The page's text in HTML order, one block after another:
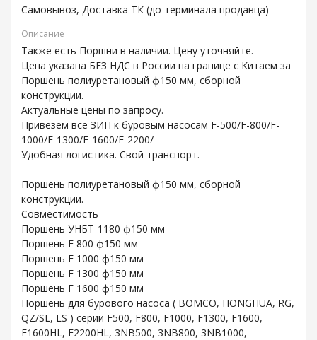
Самовывоз, Доставка ТК (до терминала продавца)
Описание
Также есть Поршни в наличии. Цену уточняйте.
Цена указана БЕЗ НДС в России на границе с Китаем за
Поршень полиуретановый ф150 мм, сборной
конструкции.
Актуальные цены по запросу.
Привезем все ЗИП к буровым насосам F-500/F-800/F-
1000/F-1300/F-1600/F-2200/
Удобная логистика. Свой транспорт.
Поршень полиуретановый ф150 мм, сборной
конструкции.
Совместимость
Поршень УНБТ-1180 ф150 мм
Поршень F 800 ф150 мм
Поршень F 1000 ф150 мм
Поршень F 1300 ф150 мм
Поршень F 1600 ф150 мм
Поршень для бурового насоса ( BOMCO, HONGHUA, RG,
QZ/SL, LS ) серии F500, F800, F1000, F1300, F1600,
F1600HL, F2200HL, 3NB500, 3NB800, 3NB1000,